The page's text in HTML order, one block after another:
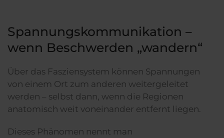
Spannungskommunikation –
wenn Beschwerden „wandern“
Über das Fasziensystem können Spannungen
von einem Ort zum anderen weitergeleitet
werden – selbst dann, wenn die Regionen
anatomisch weit voneinander entfernt liegen.
Dieses Phänomen nennt man